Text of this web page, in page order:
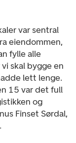
var sentral
eiendommen,
fylle alle
skal bygge en
lett lenge.
15 var det full
og
Finset Sørdal,